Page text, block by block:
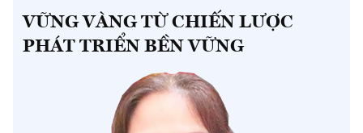
VỮNG VÀNG TỪ CHIẾN LƯỢC
PHÁT TRIỂN BỀN VỮNG